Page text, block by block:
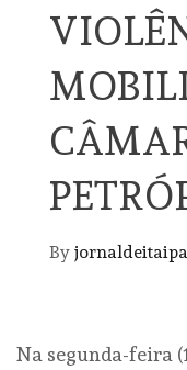
By
Na segunda-feira